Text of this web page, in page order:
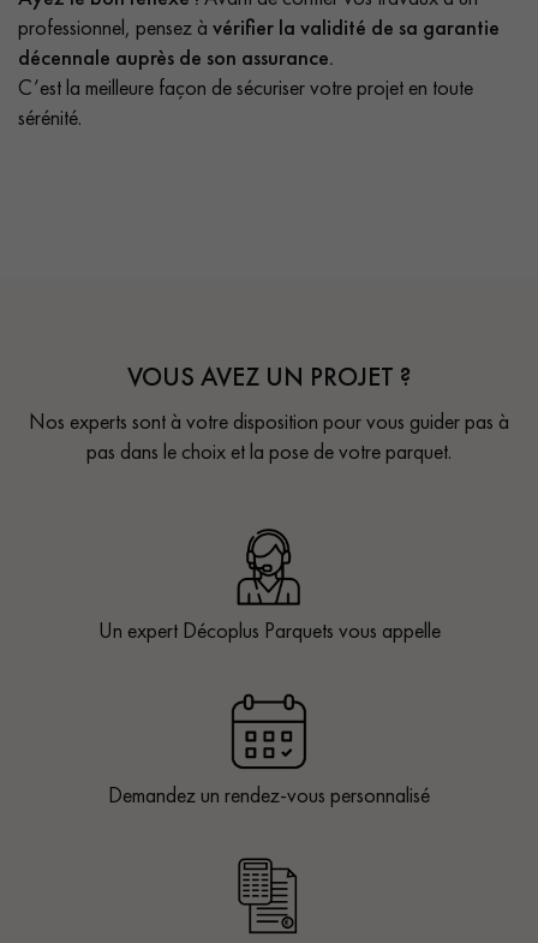
professionnel, pensez à vérifier la validité de sa garantie
décennale auprès de son assurance.
C’est la meilleure façon de sécuriser votre projet en toute
sérénité.
VOUS AVEZ UN PROJET ?
Nos experts sont à votre disposition pour vous guider pas à
pas dans le choix et la pose de votre parquet.
Un expert Décoplus Parquets vous appelle
Demandez un rendez-vous personnalisé